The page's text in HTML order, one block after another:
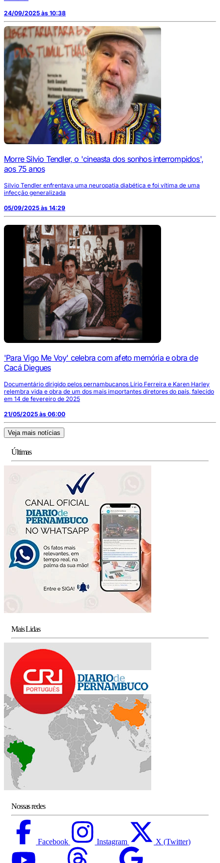
24/09/2025 às 10:38
Morre Silvio Tendler, o 'cineasta dos sonhos interrompidos',
aos 75 anos
Silvio Tendler enfrentava uma neuropatia diabética e foi vítima de uma
infecção generalizada
05/09/2025 às 14:29
'Para Vigo Me Voy' celebra com afeto memória e obra de
Cacá Diegues
Documentário dirigido pelos pernambucanos Lírio Ferreira e Karen Harley
relembra vida e obra de um dos mais importantes diretores do país, falecido
em 14 de fevereiro de 2025
21/05/2025 às 06:00
Veja mais notícias
Últimas
Mais Lidas
Nossas redes
Facebook Instagram X (Twitter)